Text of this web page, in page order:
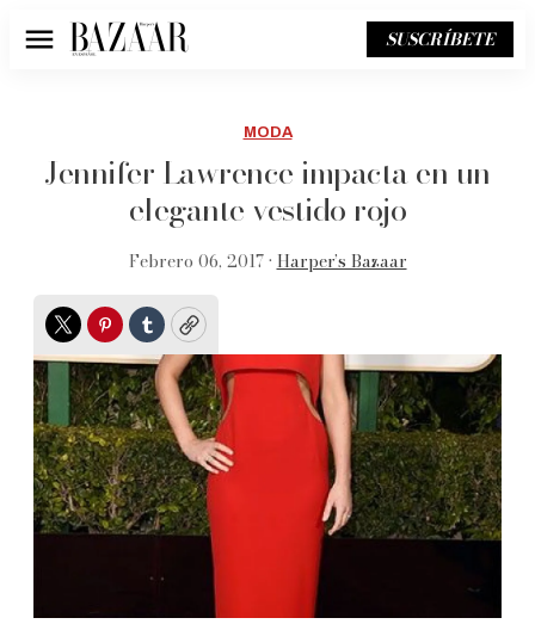
Menú SUSCRÍBETE
MODA
Jennifer Lawrence impacta en un
elegante vestido rojo
Febrero 06, 2017 • Harper’s Bazaar
TwitterPinterest
TumblrCopy